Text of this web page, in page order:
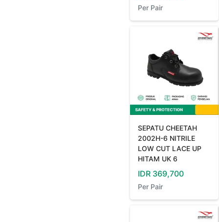
Per Pair
SEPATU CHEETAH
2002H-6 NITRILE
LOW CUT LACE UP
HITAM UK 6
IDR 369,700
Per Pair